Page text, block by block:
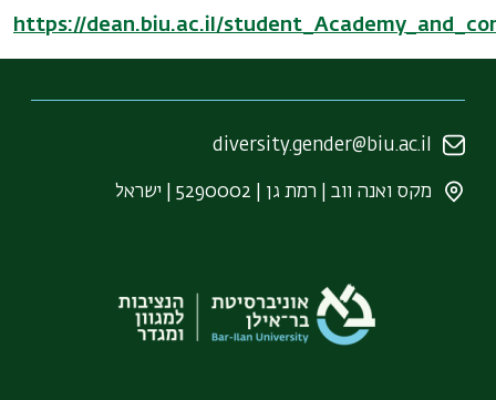
https://dean.biu.ac.il/
diversity.gender@biu.ac.il
מקס ואנה ווב | רמת גן | 5290002 | ישראל